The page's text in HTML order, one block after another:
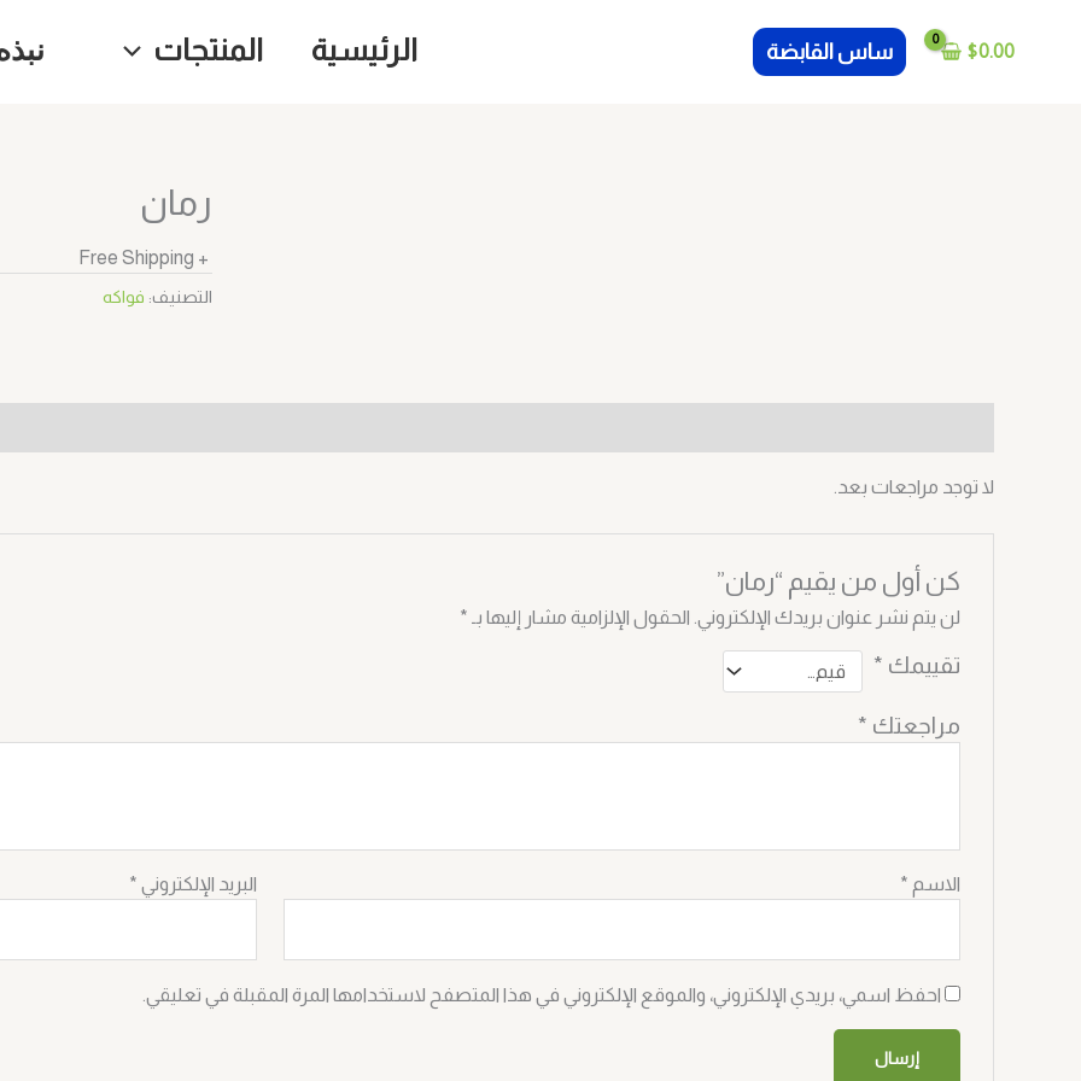
$0.00 ساس القابضة الرئيسية المنتجات
رمان
+ Free Shipping
التصنيف: فواكه
لا توجد مراجعات بعد.
كن أول من يقيم “رمان”
لن يتم نشر عنوان بريدك الإلكتروني. الحقول الإلزامية مشار إليها بـ *
تقييمك *
مراجعتك *
الاسم * البريد الإلكتروني *
احفظ اسمي، بريدي الإلكتروني، والموقع الإلكتروني في هذا المتصفح لاستخدامها المرة المقبلة في تعليقي.